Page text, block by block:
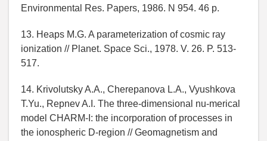
Environmental Res. Papers, 1986. N 954. 46 p.
13. Heaps M.G. A parameterization of cosmic ray
ionization // Planet. Space Sci., 1978. V. 26. P. 513-
517.
14. Krivolutsky A.A., Cherepanova L.A., Vyushkova
T.Yu., Repnev A.I. The three-dimensional nu-merical
model CHARM-I: the incorporation of processes in
the ionospheric D-region // Geomagnetism and